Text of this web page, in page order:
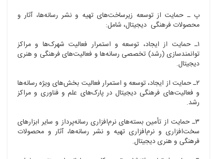
پ ـ حمایت از توسعه زیرساخت‌های تهیه و نشر رسانه‌ها، آثار و
محصولات فرهنگی دیجیتال، شامل:
۱ـ حمایت از ایجاد، توسعه و استمرار فعالیت شهرک‌ها و مراکز
توانمندسازی (رشد) تخصصی رسانه‌ها و فعالیت‌های فرهنگی و هنری
دیجیتال.
۲ـ حمایت از ایجاد، توسعه و استمرار فعالیت بخش‌های ویژه رسانه‌ها
و فعالیت‌های فرهنگی دیجیتال در پارک‌های علم و فناوری و مراکز
رشد.
۳ـ حمایت از تأمین بسته‌های نرم‌افزاری رسانه‌پرداز و سایر ابزارهای
سخت‌افزاری و نرم‌افزاری تهیه و نشر رسانه‌ها، آثار و محصولات
فرهنگی و هنری دیجیتال.